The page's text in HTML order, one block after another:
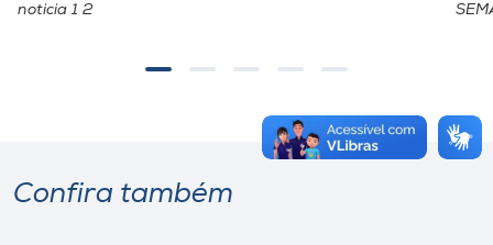
noticia 1 2
Confira também